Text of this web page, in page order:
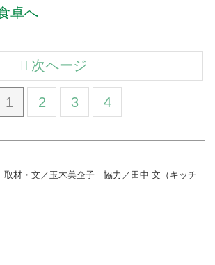
卓へ
1 2 3 4
次ページ
取材・文／玉木美企子 協力／田中 文（キッチ